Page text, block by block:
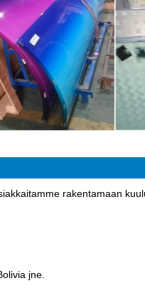
rakentamaan
jne.